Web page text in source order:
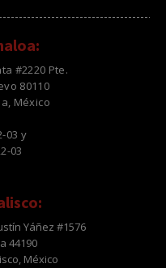
#2220 Pte.
80110
México
03 y
03
Yáñez #1576
44190
México